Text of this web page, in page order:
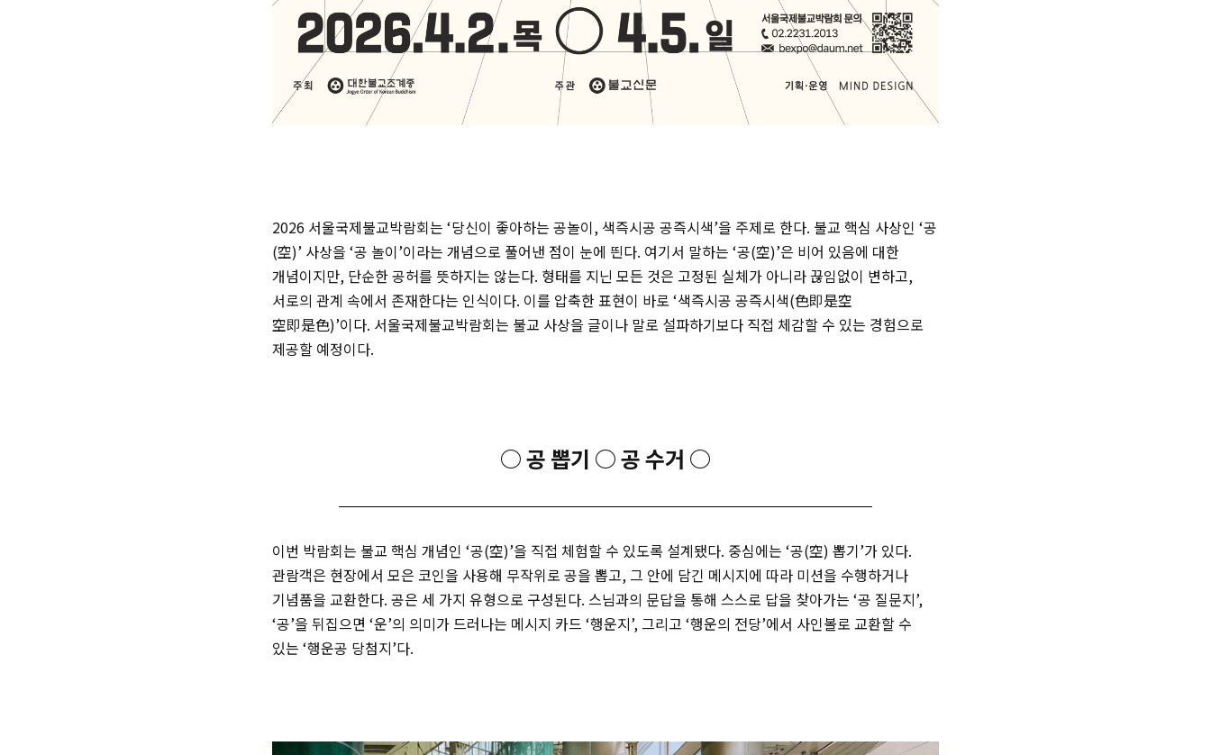
2026 서울국제불교박람회는 ‘당신이 좋아하는 공놀이, 색즉시공 공즉시색’을 주제로 한다. 불교 핵심 사상인 ‘공
(空)’ 사상을 ‘공 놀이’이라는 개념으로 풀어낸 점이 눈에 띈다. 여기서 말하는 ‘공(空)’은 비어 있음에 대한
개념이지만, 단순한 공허를 뜻하지는 않는다. 형태를 지닌 모든 것은 고정된 실체가 아니라 끊임없이 변하고,
서로의 관계 속에서 존재한다는 인식이다. 이를 압축한 표현이 바로 ‘색즉시공 공즉시색(色即是空
空即是色)’이다. 서울국제불교박람회는 불교 사상을 글이나 말로 설파하기보다 직접 체감할 수 있는 경험으로
제공할 예정이다.
○ 공 뽑기 ○ 공 수거 ○
이번 박람회는 불교 핵심 개념인 ‘공(空)’을 직접 체험할 수 있도록 설계됐다. 중심에는 ‘공(空) 뽑기’가 있다.
관람객은 현장에서 모은 코인을 사용해 무작위로 공을 뽑고, 그 안에 담긴 메시지에 따라 미션을 수행하거나
기념품을 교환한다. 공은 세 가지 유형으로 구성된다. 스님과의 문답을 통해 스스로 답을 찾아가는 ‘공 질문지’,
‘공’을 뒤집으면 ‘운’의 의미가 드러나는 메시지 카드 ‘행운지’, 그리고 ‘행운의 전당’에서 사인볼로 교환할 수
있는 ‘행운공 당첨지’다.